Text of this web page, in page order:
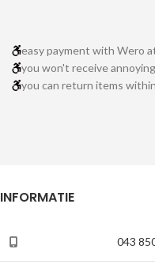
easy payment with Wero
you won't receive
you can return items
INFORMATIE
043